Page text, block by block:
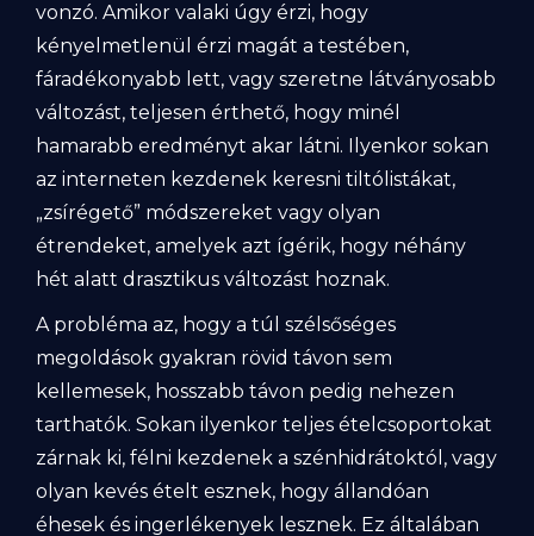
vonzó. Amikor valaki úgy érzi, hogy
kényelmetlenül érzi magát a testében,
fáradékonyabb lett, vagy szeretne látványosabb
változást, teljesen érthető, hogy minél
hamarabb eredményt akar látni. Ilyenkor sokan
az interneten kezdenek keresni tiltólistákat,
„zsírégető” módszereket vagy olyan
étrendeket, amelyek azt ígérik, hogy néhány
hét alatt drasztikus változást hoznak.
A probléma az, hogy a túl szélsőséges
megoldások gyakran rövid távon sem
kellemesek, hosszabb távon pedig nehezen
tarthatók. Sokan ilyenkor teljes ételcsoportokat
zárnak ki, félni kezdenek a szénhidrátoktól, vagy
olyan kevés ételt esznek, hogy állandóan
éhesek és ingerlékenyek lesznek. Ez általában